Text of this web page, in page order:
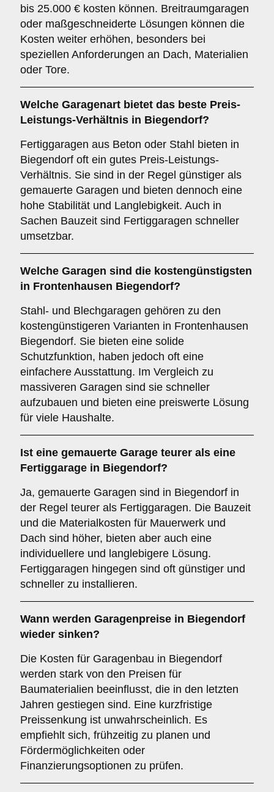
bis 25.000 € kosten können. Breitraumgaragen
oder maßgeschneiderte Lösungen können die
Kosten weiter erhöhen, besonders bei
speziellen Anforderungen an Dach, Materialien
oder Tore.
Welche Garagenart bietet das beste Preis-
Leistungs-Verhältnis in Biegendorf?
Fertiggaragen aus Beton oder Stahl bieten in
Biegendorf oft ein gutes Preis-Leistungs-
Verhältnis. Sie sind in der Regel günstiger als
gemauerte Garagen und bieten dennoch eine
hohe Stabilität und Langlebigkeit. Auch in
Sachen Bauzeit sind Fertiggaragen schneller
umsetzbar.
Welche Garagen sind die kostengünstigsten
in Frontenhausen Biegendorf?
Stahl- und Blechgaragen gehören zu den
kostengünstigeren Varianten in Frontenhausen
Biegendorf. Sie bieten eine solide
Schutzfunktion, haben jedoch oft eine
einfachere Ausstattung. Im Vergleich zu
massiveren Garagen sind sie schneller
aufzubauen und bieten eine preiswerte Lösung
für viele Haushalte.
Ist eine gemauerte Garage teurer als eine
Fertiggarage in Biegendorf?
Ja, gemauerte Garagen sind in Biegendorf in
der Regel teurer als Fertiggaragen. Die Bauzeit
und die Materialkosten für Mauerwerk und
Dach sind höher, bieten aber auch eine
individuellere und langlebigere Lösung.
Fertiggaragen hingegen sind oft günstiger und
schneller zu installieren.
Wann werden Garagenpreise in Biegendorf
wieder sinken?
Die Kosten für Garagenbau in Biegendorf
werden stark von den Preisen für
Baumaterialien beeinflusst, die in den letzten
Jahren gestiegen sind. Eine kurzfristige
Preissenkung ist unwahrscheinlich. Es
empfiehlt sich, frühzeitig zu planen und
Fördermöglichkeiten oder
Finanzierungsoptionen zu prüfen.